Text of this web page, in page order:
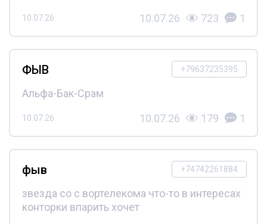
10.07.26 10.07.26 723 1
+79637235395
ФЫВ
Альфа-Бак-Срам
10.07.26 10.07.26 179 1
+74742261884
фыв
звезда со с вортелекома что-то в интересах
конторки впарить хочет